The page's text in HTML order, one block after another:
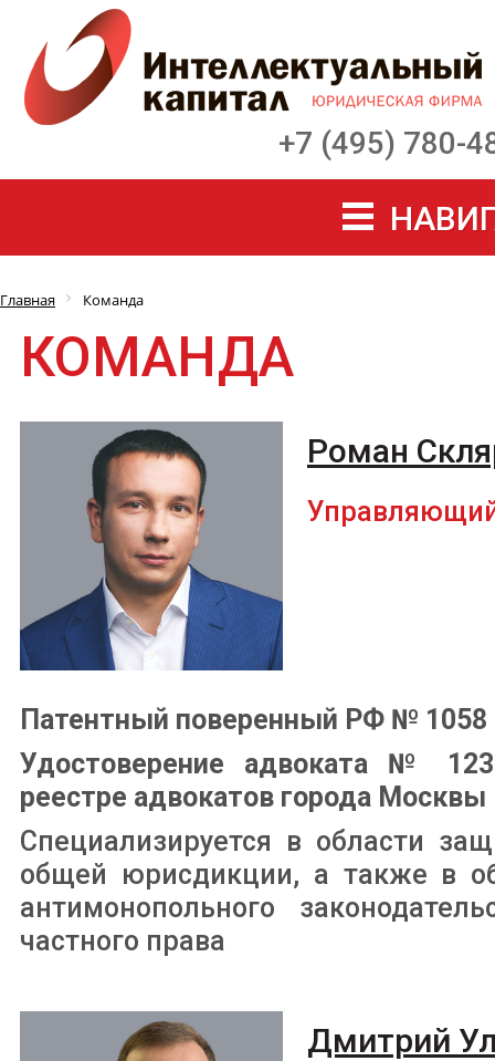
+7 (495) 780-
Главная Команда
КОМАНДА
Роман
Патентный поверенный РФ № 1058
Удостоверение адвоката №
реестре адвокатов города Москвы
Специализируется в области
общей юрисдикции, а также в
антимонопольного
частного права
Дмитрий